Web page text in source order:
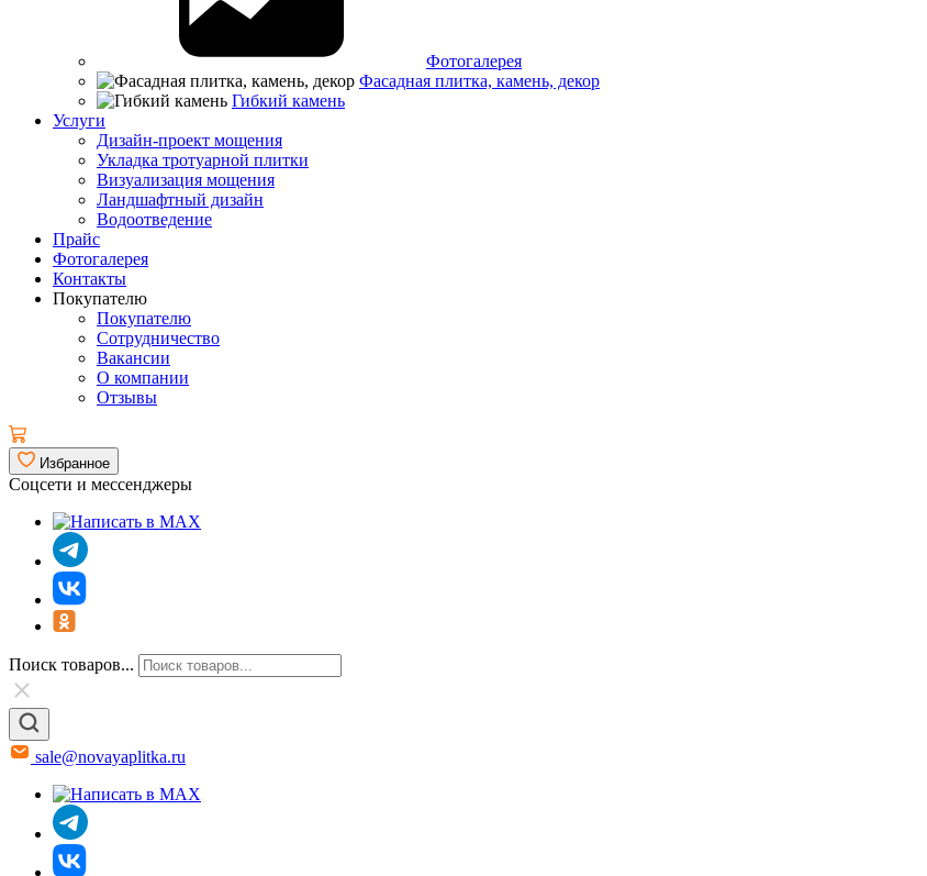
Фотогалерея
Фасадная плитка, камень, декор
Гибкий камень
Услуги
Дизайн-проект мощения
Укладка тротуарной плитки
Визуализация мощения
Ландшафтный дизайн
Водоотведение
Прайс
Фотогалерея
Контакты
Покупателю
Покупателю
Сотрудничество
Вакансии
О компании
Отзывы
Избранное
Соцсети и мессенджеры
Поиск товаров...
sale@novayaplitka.ru